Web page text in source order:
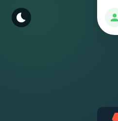
ورود